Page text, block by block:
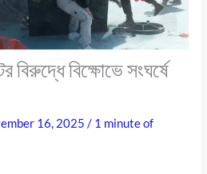
বিরুদ্ধে বিক্ষোভে সংঘর্ষে
16, 2025 / 1 minute of